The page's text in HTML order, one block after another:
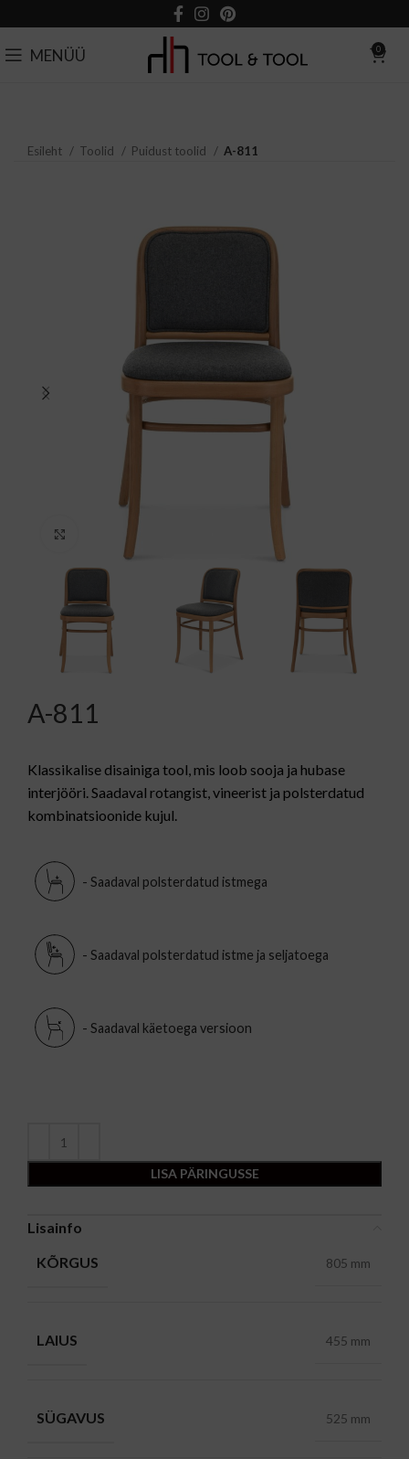
MENÜÜ 0
Esileht Toolid Puidust toolid A-811
Kliki suurendamiseks
A-811
Klassikalise disainiga tool, mis loob sooja ja hubase
interjööri. Saadaval rotangist, vineerist ja polsterdatud
kombinatsioonide kujul.
- Saadaval polsterdatud istmega
- Saadaval polsterdatud istme ja seljatoega
- Saadaval käetoega versioon
LISA PÄRINGUSSE
Lisainfo
KÕRGUS
805 mm
LAIUS 455 mm
SÜGAVUS 525 mm